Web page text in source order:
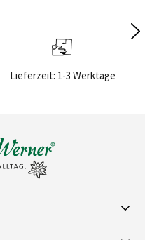
Sichere Bezahlung